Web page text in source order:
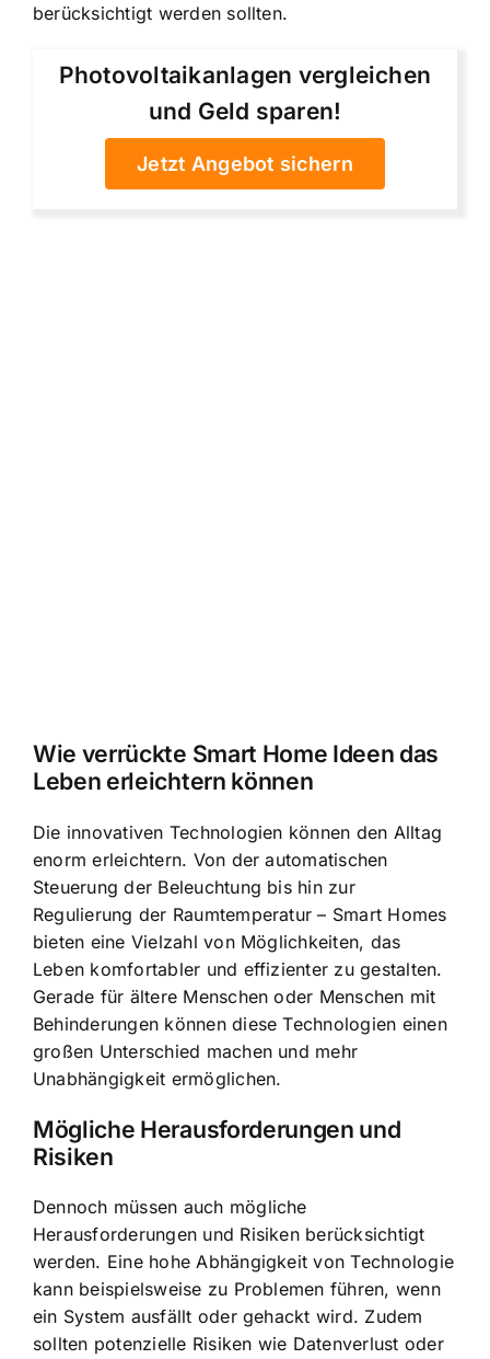
berücksichtigt werden sollten.
Photovoltaikanlagen vergleichen
und Geld sparen!
Jetzt Angebot sichern
Wie verrückte Smart Home Ideen das
Leben erleichtern können
Die innovativen Technologien können den Alltag
enorm erleichtern. Von der automatischen
Steuerung der Beleuchtung bis hin zur
Regulierung der Raumtemperatur – Smart Homes
bieten eine Vielzahl von Möglichkeiten, das
Leben komfortabler und effizienter zu gestalten.
Gerade für ältere Menschen oder Menschen mit
Behinderungen können diese Technologien einen
großen Unterschied machen und mehr
Unabhängigkeit ermöglichen.
Mögliche Herausforderungen und
Risiken
Dennoch müssen auch mögliche
Herausforderungen und Risiken berücksichtigt
werden. Eine hohe Abhängigkeit von Technologie
kann beispielsweise zu Problemen führen, wenn
ein System ausfällt oder gehackt wird. Zudem
sollten potenzielle Risiken wie Datenverlust oder